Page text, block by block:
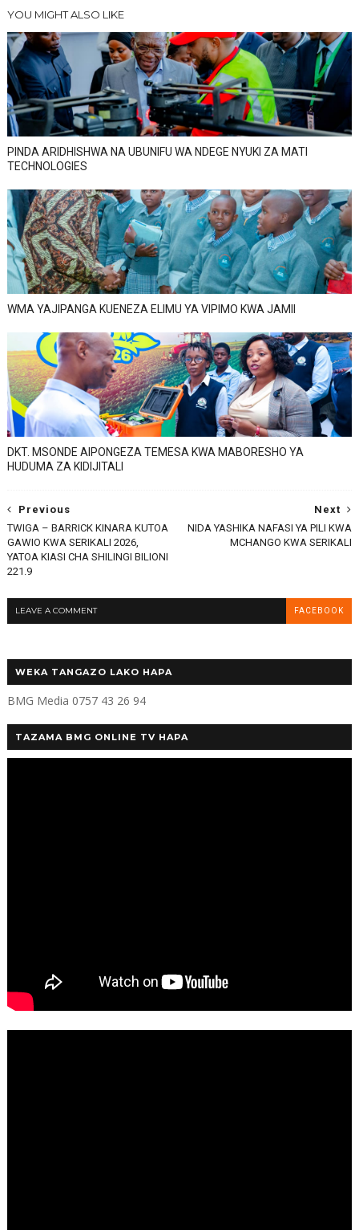
YOU MIGHT ALSO LIKE
PINDA ARIDHISHWA NA UBUNIFU WA NDEGE NYUKI ZA MATI
TECHNOLOGIES
WMA YAJIPANGA KUENEZA ELIMU YA VIPIMO KWA JAMII
DKT. MSONDE AIPONGEZA TEMESA KWA MABORESHO YA
HUDUMA ZA KIDIJITALI
Next
NIDA YASHIKA NAFASI YA PILI KWA
MCHANGO KWA SERIKALI
Previous
TWIGA – BARRICK KINARA KUTOA
GAWIO KWA SERIKALI 2026,
YATOA KIASI CHA SHILINGI BILIONI
221.9
LEAVE A COMMENT FACEBOOK
WEKA TANGAZO LAKO HAPA
BMG Media 0757 43 26 94
TAZAMA BMG ONLINE TV HAPA